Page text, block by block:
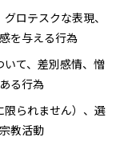
ロテスクな表現、
を与える行為
て、差別感情、憎
る行為
限られません）、選
教活動